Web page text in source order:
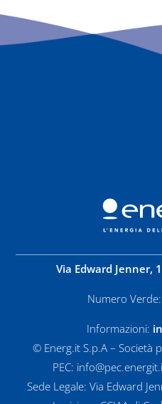
Via Edward Jenner,
Numero Verde:
Informazioni:
© Energ.it S.p.A – Società
PEC:
Sede Legale: Via Edward